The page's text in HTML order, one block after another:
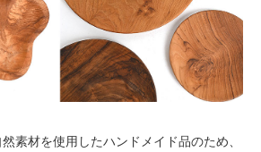
素材を使用したハンドメイド品のため、